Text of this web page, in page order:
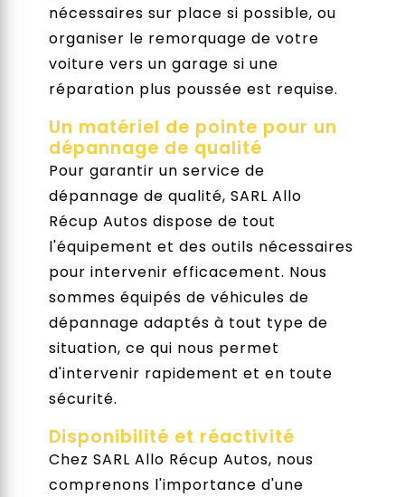
nécessaires sur place si possible, ou
organiser le remorquage de votre
voiture vers un garage si une
réparation plus poussée est requise.
Un matériel de pointe pour un
dépannage de qualité
Pour garantir un service de
dépannage de qualité, SARL Allo
Récup Autos dispose de tout
l'équipement et des outils nécessaires
pour intervenir efficacement. Nous
sommes équipés de véhicules de
dépannage adaptés à tout type de
situation, ce qui nous permet
d'intervenir rapidement et en toute
sécurité.
Disponibilité et réactivité
Chez SARL Allo Récup Autos, nous
comprenons l'importance d'une